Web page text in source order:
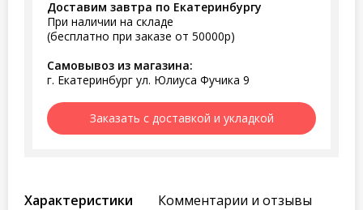
Доставим завтра по Екатеринбургу
При наличии на складе
(бесплатно при заказе от 50000р)
Самовывоз из магазина:
г. Екатеринбург ул. Юлиуса Фучика 9
Заказать с доставкой и укладкой
Характеристики Комментарии и отзывы